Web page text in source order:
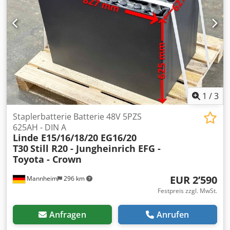
890 mm Breite 606 mm Höhe 752 mm Gewicht: ca. 930 kg
Passend für folgende Modelle und weitere: Still RX 20-15
Still RX 20-20 Still RX 20-20 P Toyota 5FBE15 Bendi B40/48E-
180D Caterpillar EP16N Doosan B20X-5 Dkedpjy Rnmyofx
Afqjr Hyundai 18BT-9 JAC CPD25 Manitou ME 318
Mitsubishi FB16KT Nichiyu FBT80 Gängige Batteriegrößen
verfügbar, gerne anfragen. Transport möglich.
1 /3
Mannheim 296 km
Staplerbatterie Batterie 48V 5PZS
625AH - DIN A
Linde E15/16/18/20 EG16/20
T30Still R20 - Jungheinrich EFG -
Toyota - Crown
EUR 2’590
Festpreis zzgl. MwSt.
Anfragen Anrufen